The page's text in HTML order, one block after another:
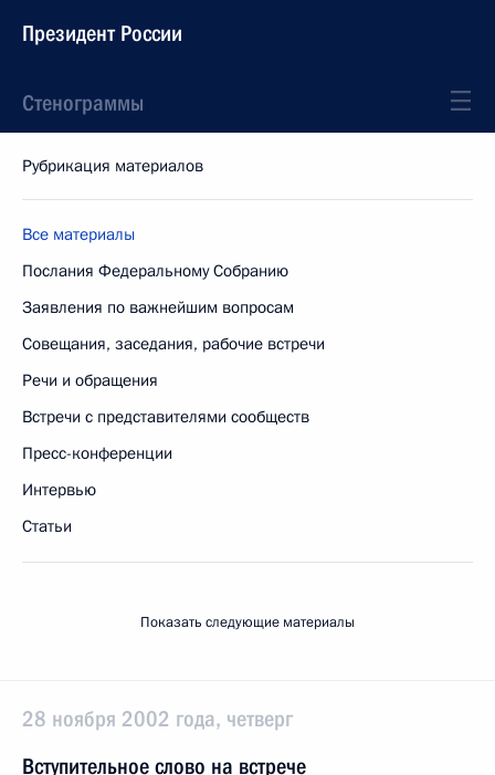
Президент России
Стенограммы
Рубрикация материалов
Все материалы
Послания Федеральному Собранию
Заявления по важнейшим вопросам
Совещания, заседания, рабочие встречи
Речи и обращения
Встречи с представителями сообществ
Пресс-конференции
Интервью
Статьи
Показать следующие материалы
28 ноября 2002 года, четверг
Вступительное слово на встрече